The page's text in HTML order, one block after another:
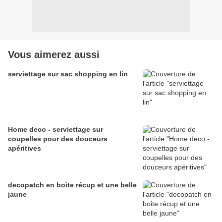
Vous aimerez aussi
serviettage sur sac shopping en lin
Home deco - serviettage sur
coupelles pour des douceurs
apéritives
decopatch en boite récup et une belle
jaune